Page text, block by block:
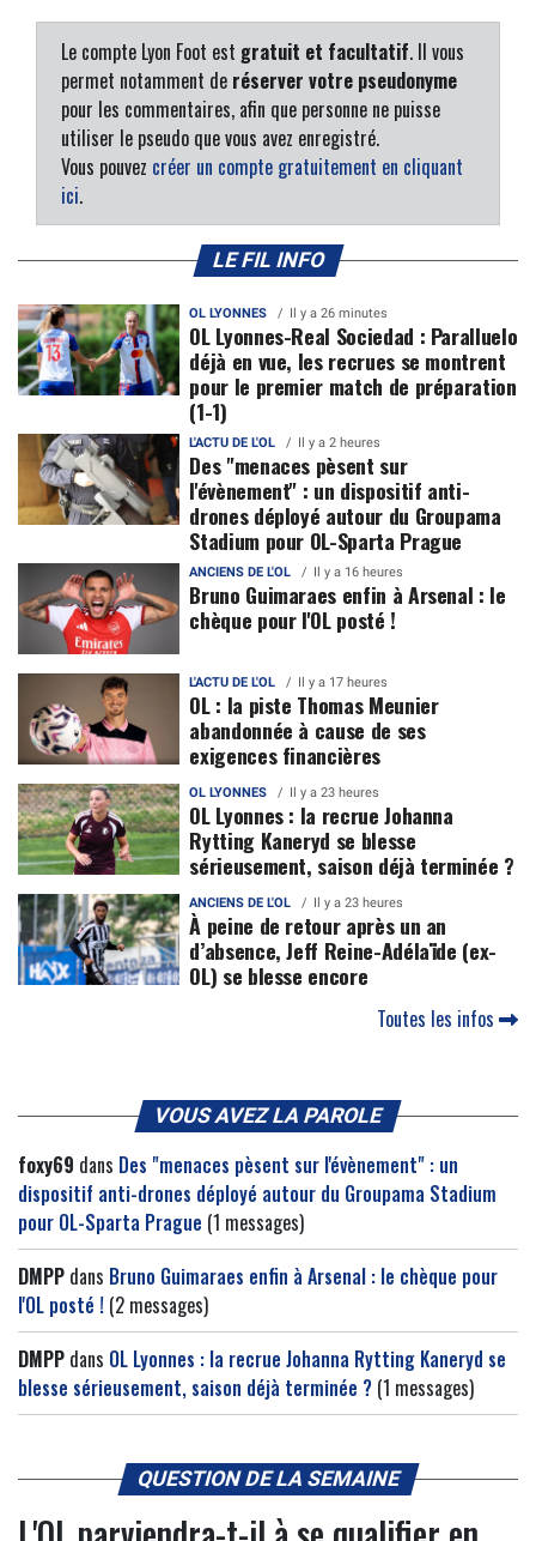
Le compte Lyon Foot est gratuit et facultatif. Il vous
permet notamment de réserver votre pseudonyme
pour les commentaires, afin que personne ne puisse
utiliser le pseudo que vous avez enregistré.
Vous pouvez créer un compte gratuitement en cliquant
ici.
LE FIL INFO
OL LYONNES Il y a 26 minutes
OL Lyonnes-Real Sociedad : Paralluelo
déjà en vue, les recrues se montrent
pour le premier match de préparation
(1-1)
L'ACTU DE L'OL Il y a 2 heures
Des "menaces pèsent sur
l'évènement" : un dispositif anti-
drones déployé autour du Groupama
Stadium pour OL-Sparta Prague
ANCIENS DE L'OL Il y a 16 heures
Bruno Guimaraes enfin à Arsenal : le
chèque pour l'OL posté !
L'ACTU DE L'OL Il y a 17 heures
OL : la piste Thomas Meunier
abandonnée à cause de ses
exigences financières
OL LYONNES Il y a 23 heures
OL Lyonnes : la recrue Johanna
Rytting Kaneryd se blesse
sérieusement, saison déjà terminée ?
ANCIENS DE L'OL Il y a 23 heures
À peine de retour après un an
d’absence, Jeff Reine-Adélaïde (ex-
OL) se blesse encore
Toutes les infos
VOUS AVEZ LA PAROLE
foxy69 dans Des "menaces pèsent sur l'évènement" : un
dispositif anti-drones déployé autour du Groupama Stadium
pour OL-Sparta Prague (1 messages)
DMPP dans Bruno Guimaraes enfin à Arsenal : le chèque pour
l'OL posté ! (2 messages)
DMPP dans OL Lyonnes : la recrue Johanna Rytting Kaneryd se
blesse sérieusement, saison déjà terminée ? (1 messages)
QUESTION DE LA SEMAINE